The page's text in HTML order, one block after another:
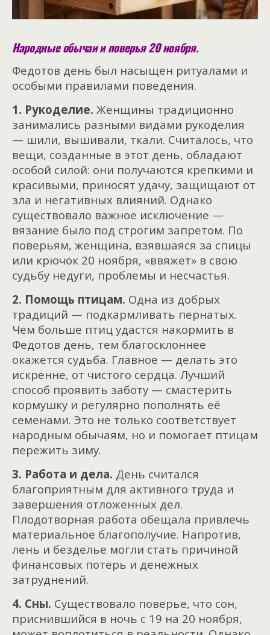
Народные обычаи и поверья 20 ноября.
Федотов день был насыщен ритуалами и
особыми правилами поведения.
1. Рукоделие. Женщины традиционно
занимались разными видами рукоделия
— шили, вышивали, ткали. Считалось, что
вещи, созданные в этот день, обладают
особой силой: они получаются крепкими и
красивыми, приносят удачу, защищают от
зла и негативных влияний. Однако
существовало важное исключение —
вязание было под строгим запретом. По
поверьям, женщина, взявшаяся за спицы
или крючок 20 ноября, «ввяжет» в свою
судьбу недуги, проблемы и несчастья.
2. Помощь птицам. Одна из добрых
традиций — подкармливать пернатых.
Чем больше птиц удастся накормить в
Федотов день, тем благосклоннее
окажется судьба. Главное — делать это
искренне, от чистого сердца. Лучший
способ проявить заботу — смастерить
кормушку и регулярно пополнять её
семенами. Это не только соответствует
народным обычаям, но и помогает птицам
пережить зиму.
3. Работа и дела. День считался
благоприятным для активного труда и
завершения отложенных дел.
Плодотворная работа обещала привлечь
материальное благополучие. Напротив,
лень и безделье могли стать причиной
финансовых потерь и денежных
затруднений.
4. Сны. Существовало поверье, что сон,
приснившийся в ночь с 19 на 20 ноября,